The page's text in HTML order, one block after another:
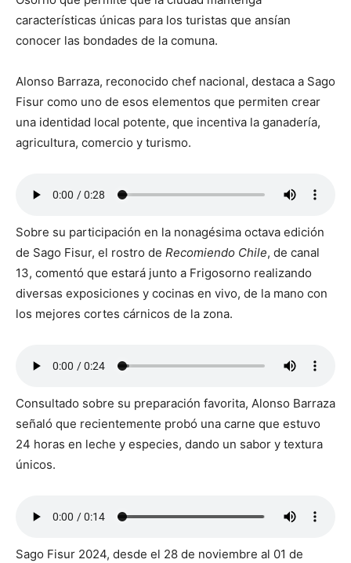
características únicas para los turistas que ansían
conocer las bondades de la comuna.
Alonso Barraza, reconocido chef nacional, destaca a Sago
Fisur como uno de esos elementos que permiten crear
una identidad local potente, que incentiva la ganadería,
agricultura, comercio y turismo.
Sobre su participación en la nonagésima octava edición
de Sago Fisur, el rostro de Recomiendo Chile, de canal
13, comentó que estará junto a Frigosorno realizando
diversas exposiciones y cocinas en vivo, de la mano con
los mejores cortes cárnicos de la zona.
Consultado sobre su preparación favorita, Alonso Barraza
señaló que recientemente probó una carne que estuvo
24 horas en leche y especies, dando un sabor y textura
únicos.
Sago Fisur 2024, desde el 28 de noviembre al 01 de